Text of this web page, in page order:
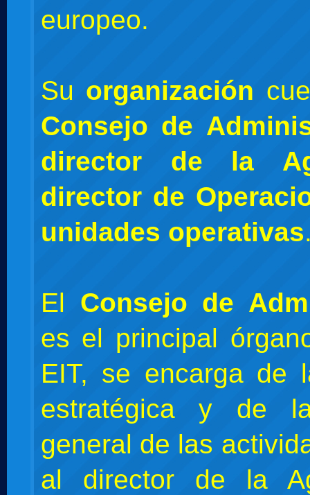
europeo.
Su organización
Consejo de
director de la
director de
unidades operativas
El Consejo de
es el principal
EIT, se encarga de
estratégica y de
general de las
al director de la